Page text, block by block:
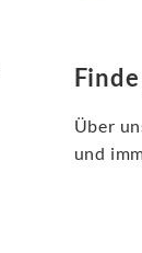
Über
und